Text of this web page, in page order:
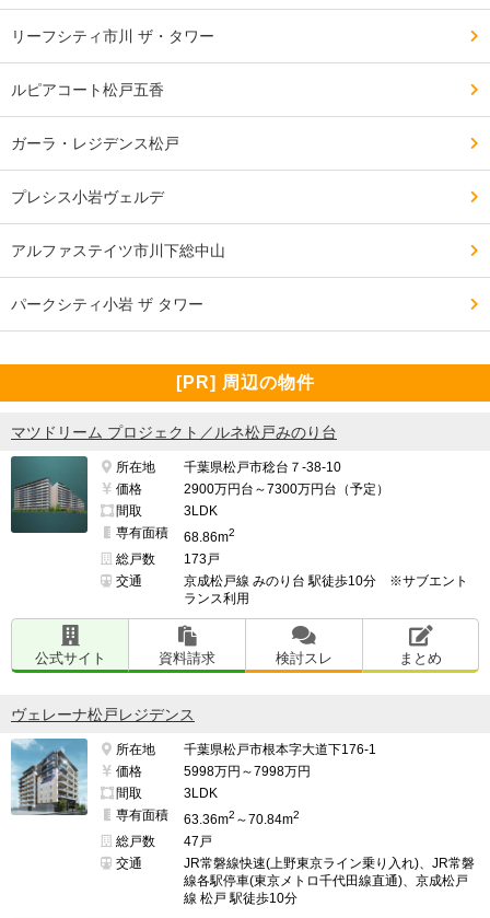
リーフシティ市川 ザ・タワー
ルピアコート松戸五香
ガーラ・レジデンス松戸
プレシス小岩ヴェルデ
アルファステイツ市川下総中山
パークシティ小岩 ザ タワー
[PR] 周辺の物件
マツドリーム プロジェクト／ルネ松戸みのり台
所在地
千葉県松戸市稔台７-38-10
価格
2900万円台～7300万円台（予定）
間取
3LDK
専有面積
68.86m2
総戸数
173戸
交通
京成松戸線 みのり台 駅徒歩10分 ※サブエント
ランス利用
公式サイト 資料請求 検討スレ まとめ
ヴェレーナ松戸レジデンス
所在地
千葉県松戸市根本字大道下176-1
価格
5998万円～7998万円
間取
3LDK
専有面積
63.36m2 ～70.84m2
総戸数
47戸
交通
JR常磐線快速(上野東京ライン乗り入れ)、JR常磐
線各駅停車(東京メトロ千代田線直通)、京成松戸
線 松戸 駅徒歩10分